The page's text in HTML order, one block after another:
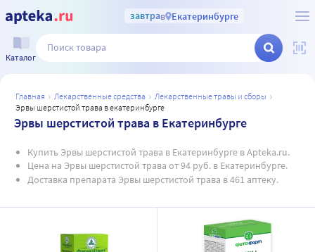
завтрав Екатеринбурге
Каталог
главная лекарственные средства
лекарственные травы и сборы
эрвы шерстистой трава в екатеринбурге
Эрвы шерстистой трава в Екатеринбурге
Купить Эрвы шерстистой трава в Екатеринбурге в Apteka.ru.
Цена на Эрвы шерстистой трава от 94 руб. в Екатеринбурге.
Доставка препарата Эрвы шерстистой трава в 461 аптеку.